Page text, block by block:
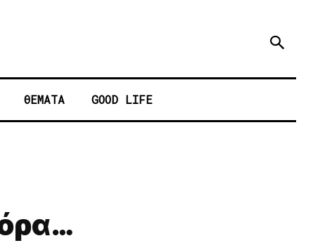
ΘΕΜΑΤΑ GOOD LIFE